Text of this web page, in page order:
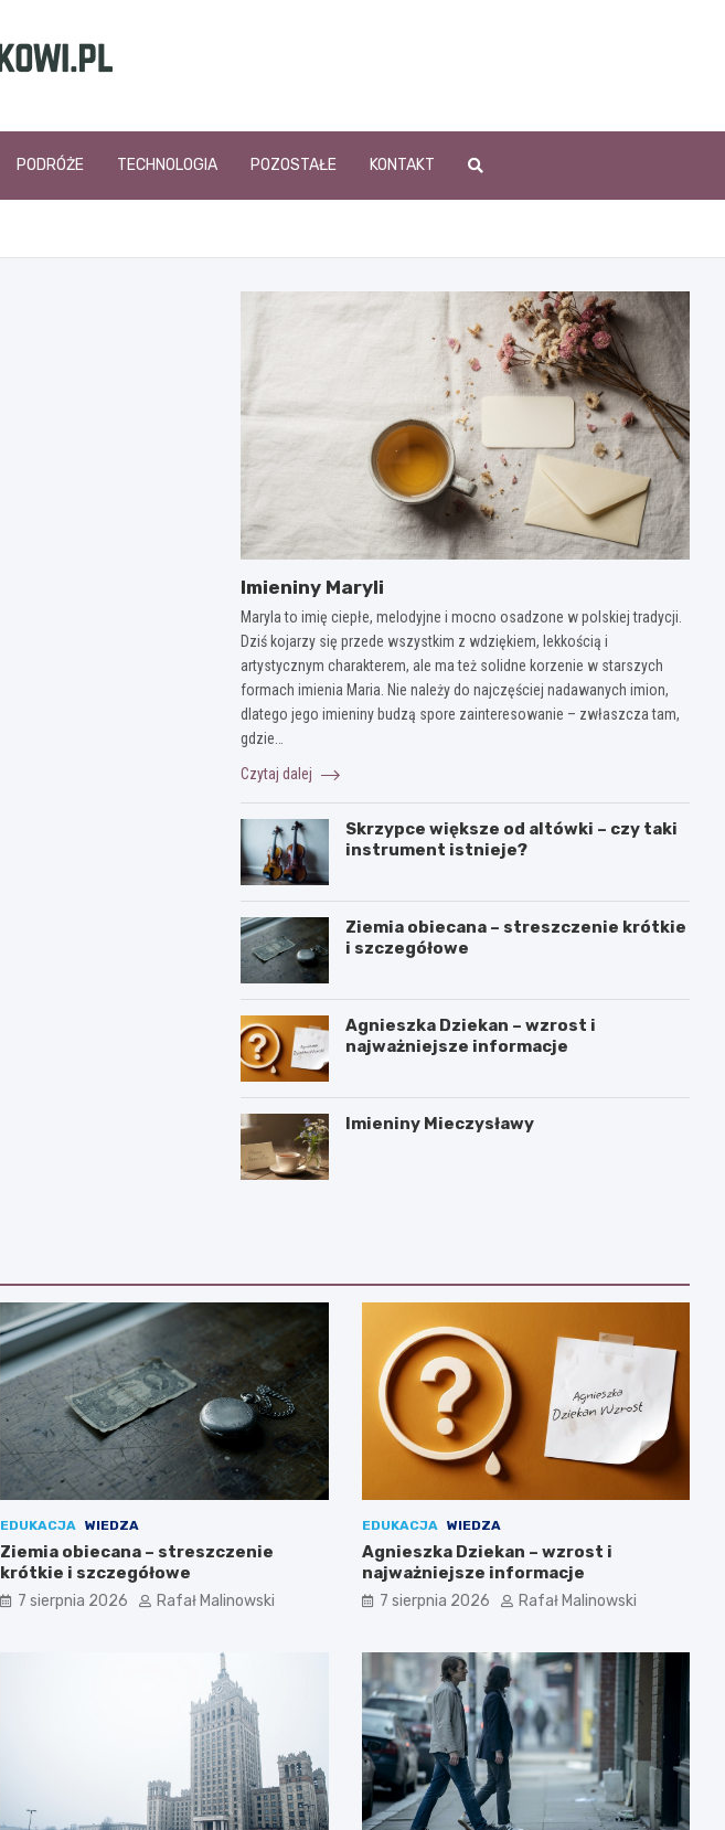
PODRÓŻE TECHNOLOGIA POZOSTAŁE KONTAKT
Imieniny Maryli
Maryla to imię ciepłe, melodyjne i mocno osadzone w polskiej tradycji.
Dziś kojarzy się przede wszystkim z wdziękiem, lekkością i
artystycznym charakterem, ale ma też solidne korzenie w starszych
formach imienia Maria. Nie należy do najczęściej nadawanych imion,
dlatego jego imieniny budzą spore zainteresowanie – zwłaszcza tam,
gdzie…
Czytaj dalej
Skrzypce większe od altówki – czy taki
instrument istnieje?
Ziemia obiecana – streszczenie krótkie
i szczegółowe
Agnieszka Dziekan – wzrost i
najważniejsze informacje
Imieniny Mieczysławy
EDUKACJA WIEDZA
Ziemia obiecana – streszczenie
krótkie i szczegółowe
7 sierpnia 2026 Rafał Malinowski
EDUKACJA WIEDZA
Agnieszka Dziekan – wzrost i
najważniejsze informacje
7 sierpnia 2026 Rafał Malinowski